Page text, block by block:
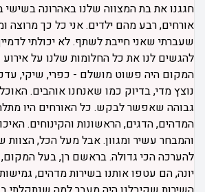
אורחים, רבע מהם ילדים. אני כל כך מרוצה
שעברתי שאני חייבת לשתף. לא יכולתי
להגשים לנו את כל החלומות שלנו על
המקום היה פשוט מושלם - כפרי, שיקי,
נוצץ מדי, בדיוק כמו שאנחנו אוהבים.
גבוהה שאפשר לבקש. כל האורחים היו
המדהים, הדגים, הראשונות והקינוחים.
והמבחר עשיר ומגוון. אבל מעל הכל,
להערכה הכי גדולה. בראשם רן, בעל המקום,
יונה, הם עטפו אותנו בשירות מדהים,